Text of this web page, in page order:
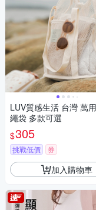
LUV質感生活 台灣 萬
繩袋 多款可選
$305
挑戰低價 券
加入購物車